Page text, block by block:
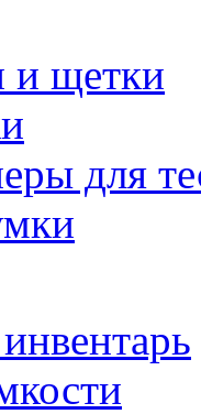
и щетки
для